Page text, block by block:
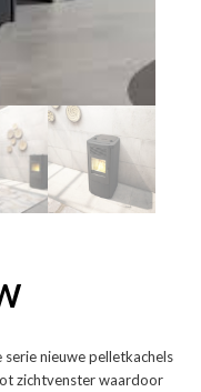
nieuwe pelletkachels
zichtvenster waardoor